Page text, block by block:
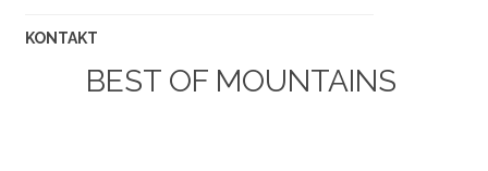
KONTAKT
BEST OF MOUNTAINS